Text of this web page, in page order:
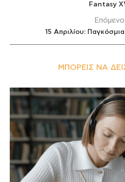
Fantasy
Επόμενο
15 Απριλίου:
ΜΠΟΡΕΊΣ ΝΑ